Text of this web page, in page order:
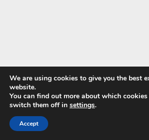
We are using cookies to give you the best
website.
You can find out more about which
switch them off in settings.
Accept